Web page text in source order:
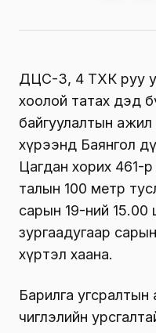
ДЦС-3, 4 ТӨХК руу
хоолой татах дэд
байгуулалтын
хүрээнд Баянгол
Цагдан хорих 461-
талын 100 метр
сарын 19-ний 15.00
зургаадугаар
хүртэл хаана.
Барилга
чиглэлийн